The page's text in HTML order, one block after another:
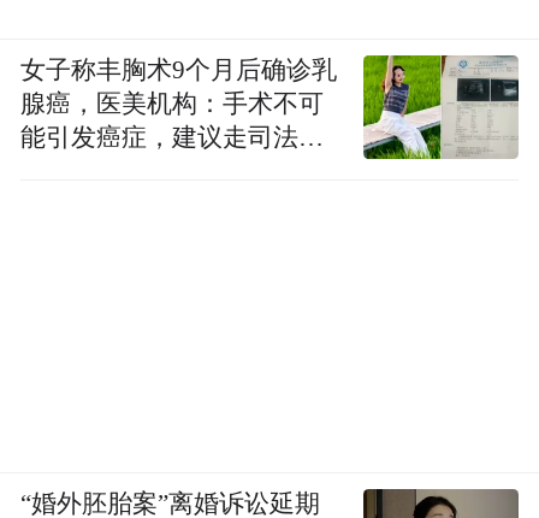
女子称丰胸术9个月后确诊乳
腺癌，医美机构：手术不可
能引发癌症，建议走司法途
“婚外胚胎案”离婚诉讼延期